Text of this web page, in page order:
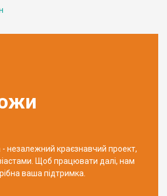
- незалежний краєзнавчий проект,
Щоб працювати далі, нам
ваша підтримка.